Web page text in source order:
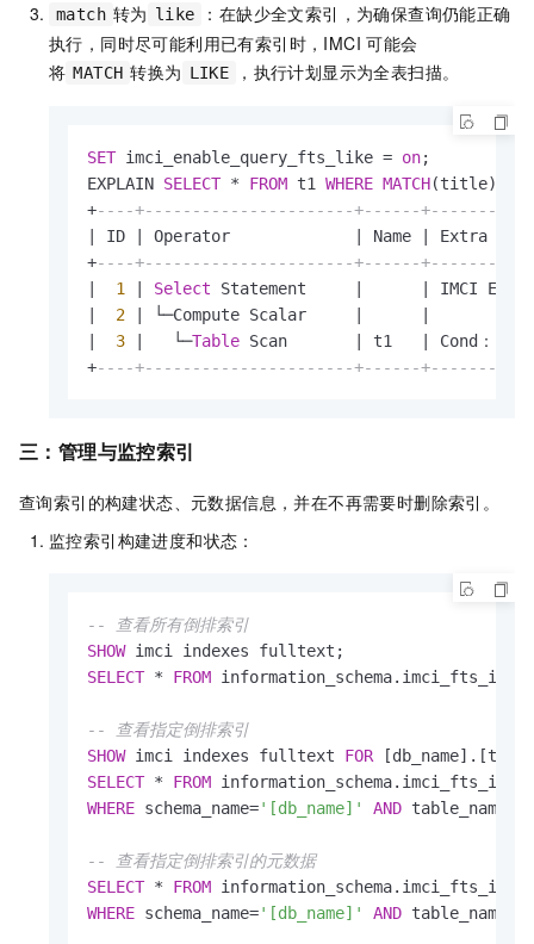
match 转为 like
：在缺少全文索引，为确保查询仍能正确
执行，同时尽可能利用已有索引时，IMCI 可能会
将 MATCH 转换为 LIKE ，执行计划显示为全表扫描。
SET imci_enable_query_fts_like = on;
EXPLAIN SELECT * FROM t1 WHERE MATCH
+----+----------------------+------
ID Operator Name
+----+----------------------+------
1 Select Statement
IMCI
2 └─Compute Scalar
3
   └─
Table Scan t1
Cond：
+----+----------------------+------
三：管理与监控索引
查询索引的构建状态、元数据信息，并在不再需要时删除索引。
监控索引构建进度和状态：
-- 查看所有倒排索引
SHOW
SELECT * FROM
-- 查看指定倒排索引
SHOW imci indexes fulltext FOR
SELECT *
FROM
WHERE schema_name='[db_name]' AND table_name
-- 查看指定倒排索引的元数据
SELECT *
FROM
WHERE schema_name='[db_name]' AND table_name